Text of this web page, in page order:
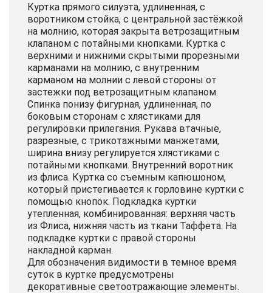
Куртка прямого силуэта, удлиненная, с
воротником стойка, с центральной застёжкой
на молнию, которая закрыта ветрозащитным
клапаном с потайными кнопками. Куртка с
верхними и нижними скрытыми прорезными
карманами на молнию, с внутренним
карманом на молнии с левой стороны от
застежки под ветрозащитным клапаном.
Спинка понизу фигурная, удлиненная, по
боковым сторонам с хлястиками для
регулировки прилегания. Рукава втачные,
разрезные, с трикотажными манжетами,
ширина внизу регулируется хлястиками с
потайными кнопками. Внутренний воротник
из флиса. Куртка со съемным капюшоном,
который пристегивается к горловине куртки с
помощью кнопок. Подкладка куртки
утепленная, комбинированная: верхняя часть
из Флиса, нижняя часть из ткани Таффета. На
подкладке куртки с правой стороны
накладной карман.
Для обозначения видимости в темное время
суток в куртке предусмотрены
декоративные светоотражающие элементы.